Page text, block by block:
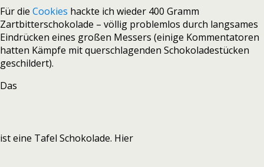
Für die Cookies hackte ich wieder 400 Gramm
Zartbitterschokolade – völlig problemlos durch langsames
Eindrücken eines großen Messers (einige Kommentatoren
hatten Kämpfe mit querschlagenden Schokoladestücken
geschildert).
Das
ist eine Tafel Schokolade. Hier